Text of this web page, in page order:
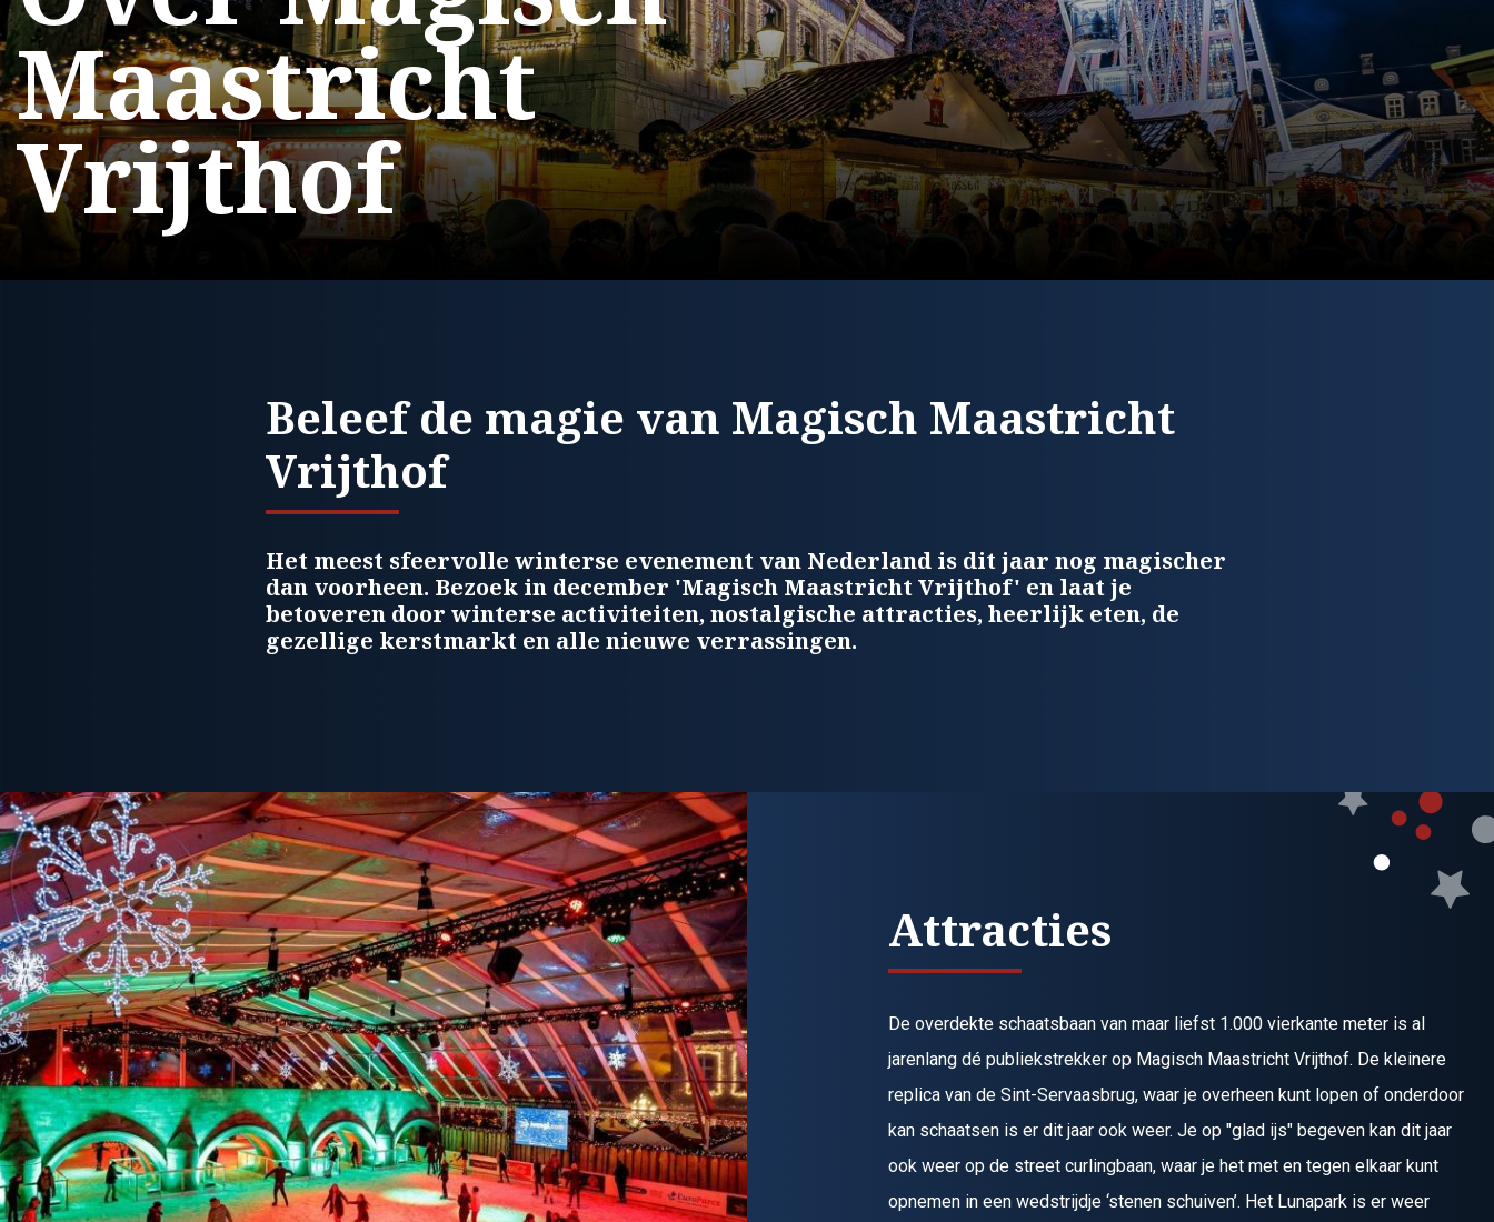
Maastricht
Vrijthof
Beleef de magie van Magisch Maastricht
Vrijthof
Het meest sfeervolle winterse evenement van Nederland is dit jaar nog magischer
dan voorheen. Bezoek in december 'Magisch Maastricht Vrijthof' en laat je
betoveren door winterse activiteiten, nostalgische attracties, heerlijk eten, de
gezellige kerstmarkt en alle nieuwe verrassingen.
Attracties
De overdekte schaatsbaan van maar liefst 1.000 vierkante meter is al
jarenlang dé publiekstrekker op Magisch Maastricht Vrijthof. De kleinere
replica van de Sint-Servaasbrug, waar je overheen kunt lopen of onderdoor
kan schaatsen is er dit jaar ook weer. Je op "glad ijs" begeven kan dit jaar
ook weer op de street curlingbaan, waar je het met en tegen elkaar kunt
opnemen in een wedstrijdje ‘stenen schuiven’. Het Lunapark is er weer